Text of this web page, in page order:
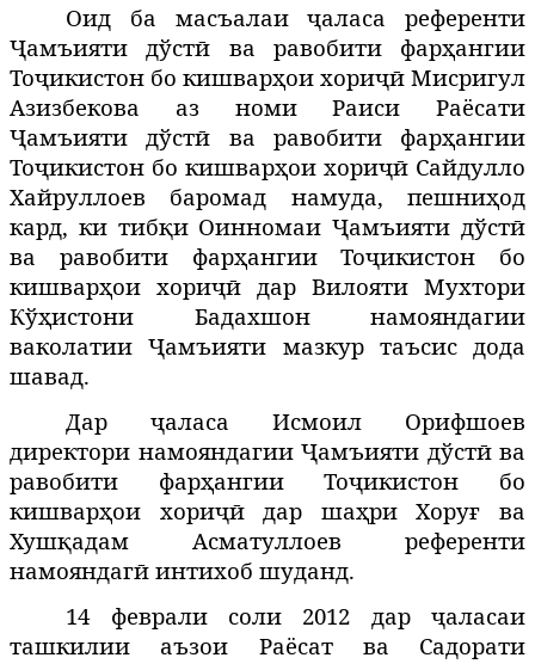
Оид ба масъалаи ҷаласа референти
Ҷамъияти дўстӣ ва равобити фарҳангии
Тоҷикистон бо кишварҳои хориҷӣ Мисригул
Азизбекова аз номиРаиси Раёсати
Ҷамъияти дўстӣ ва равобити фарҳангии
Тоҷикистон бо кишварҳои хориҷӣ Сайдулло
Хайруллоев баромад намуда, пешниҳод
кард, ки тибқи ОинномаиҶамъияти дўстӣ
ва равобити фарҳангии Тоҷикистон бо
кишварҳои хориҷӣ дар Вилояти Мухтори
Кўҳистони Бадахшон намояндагии
ваколатии Ҷамъияти мазкур таъсис дода
шавад.
Дар ҷаласа Исмоил Орифшоев
директори намояндагии Ҷамъияти дўстӣ ва
равобити фарҳангии Тоҷикистон бо
кишварҳои хориҷӣ дар шаҳри Хоруғ ва
Хушқадам Асматуллоев референти
намояндагӣ интихоб шуданд.
14 феврали соли 2012 дар ҷаласаи
ташкилии аъзои Раёсат ва Садорати